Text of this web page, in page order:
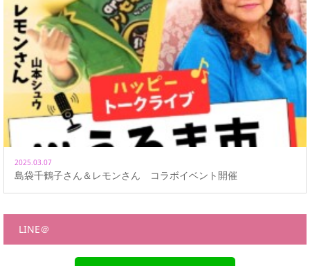
2025.03.07
島袋千鶴子さん＆レモンさん コラボイベント開催
LINE＠